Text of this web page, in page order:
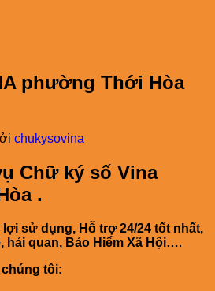
phường Thới Hòa
chukysovina
Chữ ký số Vina
.
sử dụng, Hỗ trợ 24/24 tốt nhất,
hải quan, Bảo Hiểm Xã Hội….
tôi: